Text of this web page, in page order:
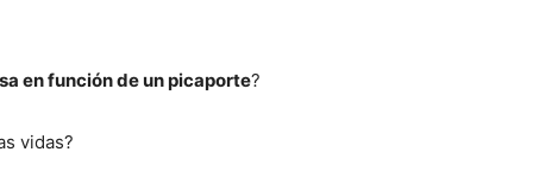
en función de un picaporte?
vidas?